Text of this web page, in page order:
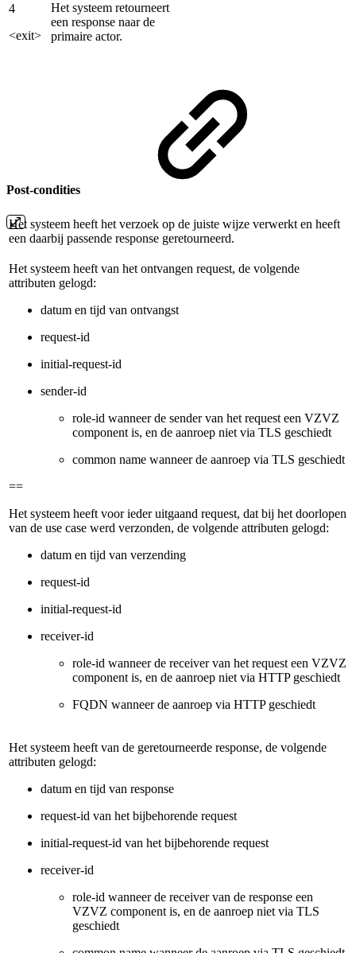
4
<exit>
Het systeem retourneert
een response naar de
primaire actor.
Post-condities
Het systeem heeft het verzoek op de juiste wijze verwerkt en heeft
een daarbij passende response geretourneerd.
Het systeem heeft van het ontvangen request, de volgende
attributen gelogd:
datum en tijd van ontvangst
request-id
initial-request-id
sender-id
role-id wanneer de sender van het request een VZVZ
component is, en de aanroep niet via TLS geschiedt
common name wanneer de aanroep via TLS geschiedt
==
Het systeem heeft voor ieder uitgaand request, dat bij het doorlopen
van de use case werd verzonden, de volgende attributen gelogd:
datum en tijd van verzending
request-id
initial-request-id
receiver-id
role-id wanneer de receiver van het request een VZVZ
component is, en de aanroep niet via HTTP geschiedt
FQDN wanneer de aanroep via HTTP geschiedt
Het systeem heeft van de geretourneerde response, de volgende
attributen gelogd:
datum en tijd van response
request-id van het bijbehorende request
initial-request-id van het bijbehorende request
receiver-id
role-id wanneer de receiver van de response een
VZVZ component is, en de aanroep niet via TLS
geschiedt